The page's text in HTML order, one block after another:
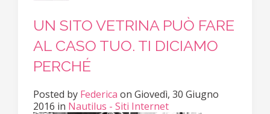
UN SITO VETRINA PUÒ FARE
AL CASO TUO. TI DICIAMO
PERCHÉ
Posted by Federica on Giovedì, 30 Giugno
2016 in Nautilus - Siti Internet